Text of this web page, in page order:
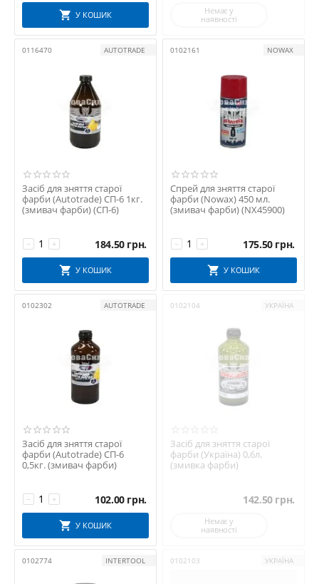
- Після зняття фарби змивайте залишки нейтралізатором;
- Перед фарбуванням обробіть поверхню знежирювачем.
Змивачі фарби — це важливий етап професійної підготовки. Від
якості обраного засобу залежить чистота поверхні, надійність
професійно, працюйте ефективно.
У КОШИК
Немає у
наявності
0116470 AUTOTRADE
Засіб для зняття старої
фарби (Autotrade) СП-6 1кг.
(змивач фарби) (СП-6)
+
− 184.50 грн.
У КОШИК
0102161 NOWAX
Спрей для зняття старої
фарби (Nowax) 450 мл.
(змивач фарби) (NX45900)
+
− 175.50 грн.
У КОШИК
0102302 AUTOTRADE
Засіб для зняття старої
фарби (Autotrade) СП-6
0,5кг. (змивач фарби)
+
− 102.00 грн.
У КОШИК
0102104 УКРАЇНА
Засіб для зняття старої
фарби (Україна) 0,6л.
(змивка фарби)
142.50 грн.
Немає у
наявності
0102774 INTERTOOL 0102103 УКРАЇНА